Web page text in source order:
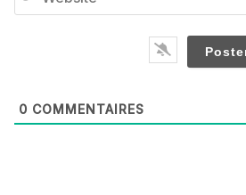
0 COMMENTAIRES